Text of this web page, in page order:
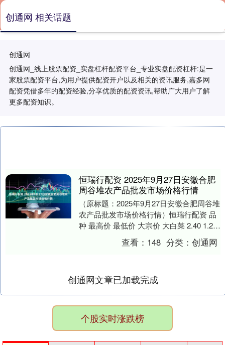
创通网
创通网_线上股票配资_实盘杠杆配资平台_专业实盘配资杠杆:是一
家股票配资平台,为用户提供配资开户以及相关的资讯服务,嘉多网
配资凭借多年的配资经验,分享优质的配资资讯,帮助广大用户了解
更多配资知识。
创通网 相关话题
恒瑞行配资 2025年9月27日安徽合肥
周谷堆农产品批发市场价格行情
（原标题：2025年9月27日安徽合肥周谷堆
农产品批发市场价格行情）恒瑞行配资 品
种 最高价 最低价 大宗价 大白菜 2.40 1.20
1.80 油菜 5.5....查看： 148 分类：创通网
创通网文章已加载完成
个股实时涨跌榜